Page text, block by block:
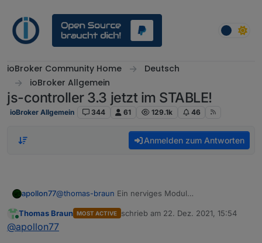
ioBroker Community Home
Deutsch
ioBroker Allgemein
js-controller 3.3 jetzt im STABLE!
ioBroker Allgemein 344 61 129.1k 46
Anmelden zum Antworten
apollon77@thomas-braun Ein nerviges Modul
https://github.com/mscdex/cpu-
features/issues/1#issuecomment-930124519
Online
Thomas Braun MOST ACTIVE schrieb am 22. Dez. 2021, 15:54
zuletzt editiert von
@apollon77